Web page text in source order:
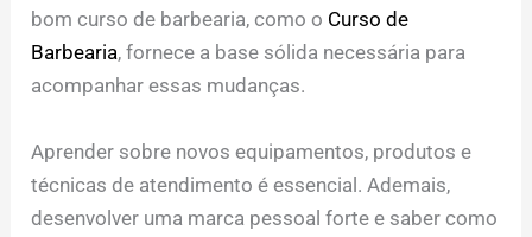
bom curso de barbearia, como o Curso de
Barbearia, fornece a base sólida necessária para
acompanhar essas mudanças.
Aprender sobre novos equipamentos, produtos e
técnicas de atendimento é essencial. Ademais,
desenvolver uma marca pessoal forte e saber como